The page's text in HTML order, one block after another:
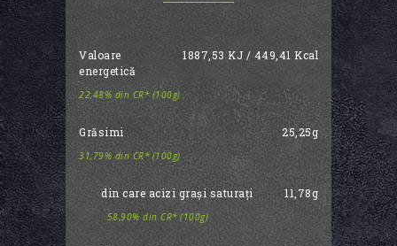
Valoare
energetică
1887,53 KJ / 449,41 Kcal
22,48% din CR* (100g)
Grăsimi 25,25g
31,79% din CR* (100g)
din care acizi grași saturați 11,78g
58,90% din CR* (100g)